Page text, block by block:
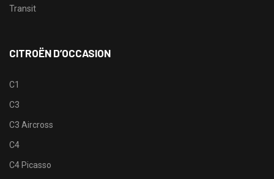
Transit
CITROËN D’OCCASION
C1
C3
C3 Aircross
C4
C4 Picasso